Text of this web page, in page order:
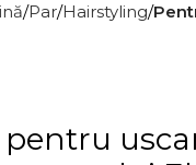
Par Hairstyling
pentru